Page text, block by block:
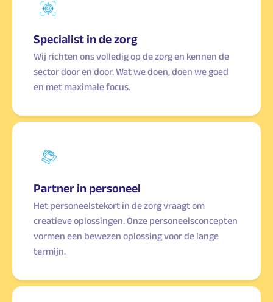
Specialist in de zorg
Wij richten ons volledig op de zorg en kennen de
sector door en door. Wat we doen, doen we goed
en met maximale focus.
Partner in personeel
Het personeelstekort in de zorg vraagt om
creatieve oplossingen. Onze personeelsconcepten
vormen een bewezen oplossing voor de lange
termijn.